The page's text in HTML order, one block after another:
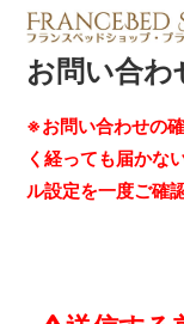
お問い合わ
※お問い合わせの
く経っても届かな
ル設定を一度ご確